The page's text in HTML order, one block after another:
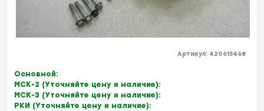
Артикул: 420613468
Основной:
МСК-2 (Уточняйте цену и наличие):
МСК-3 (Уточняйте цену и наличие):
РКИ (Уточняйте цену и наличие):